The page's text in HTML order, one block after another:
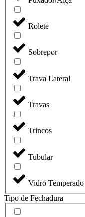
Rolete
Sobrepor
Trava Lateral
Travas
Trincos
Tubular
Vidro Temperado
Tipo de Fechadura